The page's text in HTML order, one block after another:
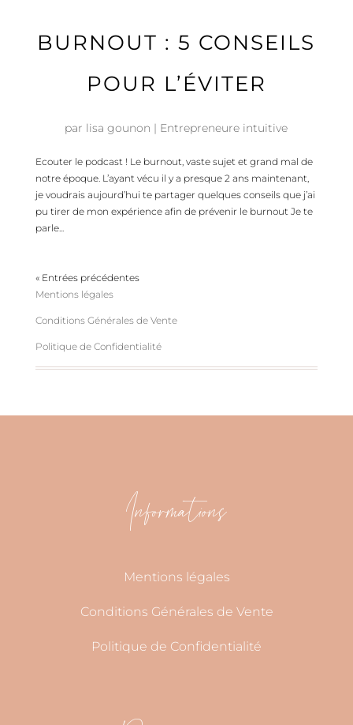
BURNOUT : 5 CONSEILS
POUR L’ÉVITER
par lisa gounon | Entrepreneure intuitive
Ecouter le podcast ! Le burnout, vaste sujet et grand mal de
notre époque. L’ayant vécu il y a presque 2 ans maintenant,
je voudrais aujourd’hui te partager quelques conseils que j’ai
pu tirer de mon expérience afin de prévenir le burnout Je te
parle...
« Entrées précédentes
Mentions légales
Conditions Générales de Vente
Politique de Confidentialité
Informations
Mentions légales
Conditions Générales de Vente
Politique de Confidentialité